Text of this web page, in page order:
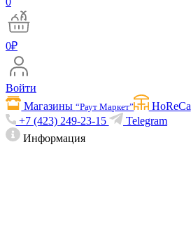
0₽
Войти
Магазины“Раут Маркет”
HoReCa
+7 (423) 249-23-15
Telegram
Информация